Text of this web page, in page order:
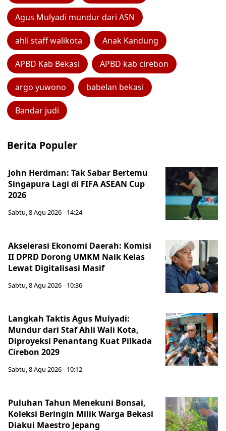
Agus Mulyadi mundur dari ASN
ahli staff walikota Anak Kandung
APBD Kab Bekasi APBD kab cirebon
argo yuwono babelan bekasi
Bandar judi
Berita Populer
John Herdman: Tak Sabar Bertemu
Singapura Lagi di FIFA ASEAN Cup
2026
Sabtu, 8 Agu 2026 - 14:24
Akselerasi Ekonomi Daerah: Komisi
II DPRD Dorong UMKM Naik Kelas
Lewat Digitalisasi Masif
Sabtu, 8 Agu 2026 - 10:36
Langkah Taktis Agus Mulyadi:
Mundur dari Staf Ahli Wali Kota,
Diproyeksi Penantang Kuat Pilkada
Cirebon 2029
Sabtu, 8 Agu 2026 - 10:12
Puluhan Tahun Menekuni Bonsai,
Koleksi Beringin Milik Warga Bekasi
Diakui Maestro Jepang